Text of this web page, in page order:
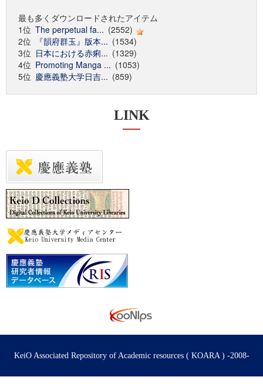
最も多くダウンロードされたアイテム
1位 The perpetual fa... (2552)
2位
『韻府群玉』版本... (1534)
3位 日本における赤痢... (1329)
4位 Promoting Manga ... (1053)
5位 慶應義塾大学日吉... (859)
LINK
KeiO Associated Repository of Academic resources ( KOARA ) -2008-